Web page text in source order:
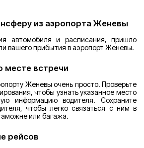
из аэропорта Женевы
автомобиля и расписания, пришло
вашего прибытия в аэропорт Женевы.
месте встречи
Женевы очень просто. Проверьте
чтобы узнать указанное место
информацию водителя. Сохраните
чтобы легко связаться с ним в
или багажа.
рейсов